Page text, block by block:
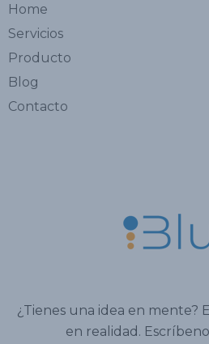
Home
Servicios
Producto
Blog
Contacto
¿Tienes una idea en mente?
en realidad.